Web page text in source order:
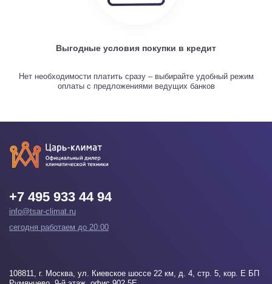
Выгодные условия покупки в кредит
Нет необходимости платить сразу – выбирайте удобный режим
оплаты с предложениями ведущих банков
+7 495 933 44 94
info@tsar-climat.ru
сегодня работаем до 20:00
108811, г. Москва, ул. Киевское шоссе 22 км, д. 4, стр. 5, кор. Е БП